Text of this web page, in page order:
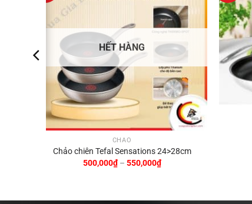
HẾT HÀNG
CHẢO
Chảo chiên Tefal Sensations 24>28cm
500,000₫ – 550,000₫Khoảng
giá: